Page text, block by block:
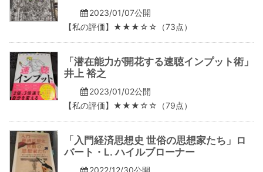
2023/01/07公開
【私の評価】★★★☆☆（73点）
「潜在能力が開花する速聴インプット術」
井上 裕之
2023/01/02公開
【私の評価】★★★☆☆（79点）
「入門経済思想史 世俗の思想家たち」ロ
バート・L. ハイルブローナー
2022/12/30公開